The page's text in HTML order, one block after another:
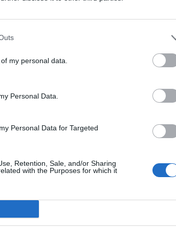
my personal data.
Personal Data.
Personal Data for Targeted
Retention, Sale, and/or Sharing
with the Purposes for which it
tartozik, melynek olvasása